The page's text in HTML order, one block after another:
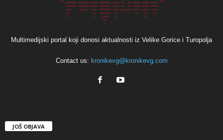
Multimedijski portal koji donosi aktualnosti iz Velike Gorice i Turopolja
Contact us: kronikevg@kronikevg.com
JOŠ OBJAVA